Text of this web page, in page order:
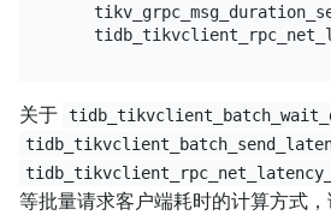
关于
等批量请求客户端耗时的计算方式